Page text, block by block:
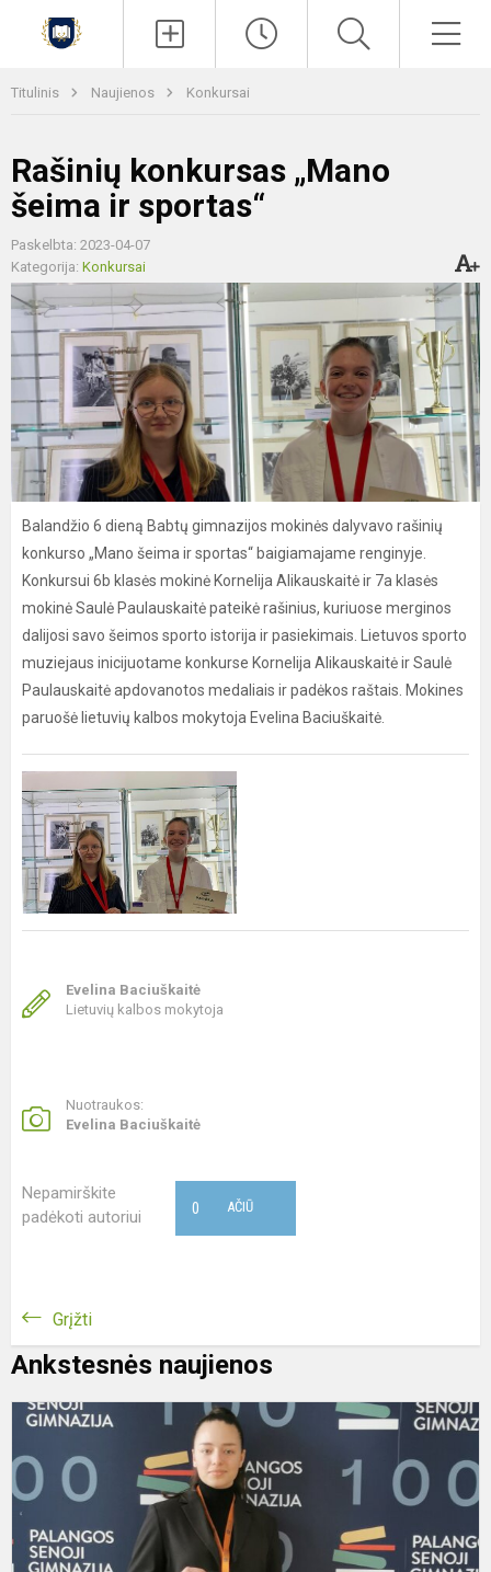
Titulinis Naujienos Konkursai
Rašinių konkursas „Mano
šeima ir sportas“
Paskelbta: 2023-04-07
Kategorija: Konkursai
Balandžio 6 dieną Babtų gimnazijos mokinės dalyvavo rašinių
konkurso „Mano šeima ir sportas“ baigiamajame renginyje.
Konkursui 6b klasės mokinė Kornelija Alikauskaitė ir 7a klasės
mokinė Saulė Paulauskaitė pateikė rašinius, kuriuose merginos
dalijosi savo šeimos sporto istorija ir pasiekimais. Lietuvos sporto
muziejaus inicijuotame konkurse Kornelija Alikauskaitė ir Saulė
Paulauskaitė apdovanotos medaliais ir padėkos raštais. Mokines
paruošė lietuvių kalbos mokytoja Evelina Baciuškaitė.
Evelina Baciuškaitė
Lietuvių kalbos mokytoja
Nuotraukos:
Evelina Baciuškaitė
Nepamirškite
padėkoti autoriui
AČIŪ
0
Grįžti
Ankstesnės naujienos